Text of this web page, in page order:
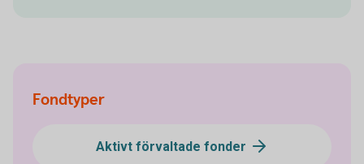
Fondtyper
Aktivt förvaltade fonder